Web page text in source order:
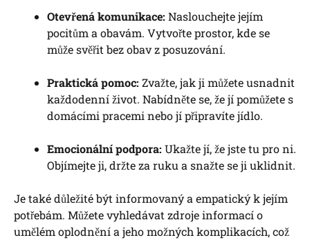
Otevřená komunikace: Naslouchejte jejím
pocitům a obavám. Vytvořte prostor, kde se
může svěřit bez obav z posuzování.
Praktická pomoc: Zvažte, jak ji můžete usnadnit
každodenní život. Nabídněte se, že jí pomůžete s
domácími pracemi nebo jí připravíte jídlo.
Emocionální podpora: Ukažte jí, že jste tu pro ni.
Objímejte ji, držte za ruku a snažte se ji uklidnit.
Je také důležité být informovaný a empatický k jejím
potřebám. Můžete vyhledávat zdroje informací o
umělém oplodnění a jeho možných komplikacích, což